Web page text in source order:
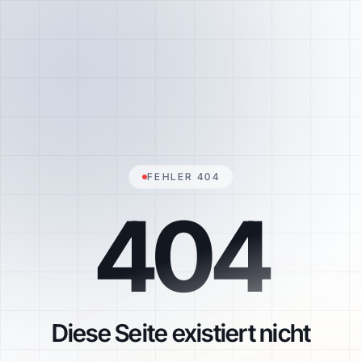
FEHLER 404
404
Diese Seite existiert nicht